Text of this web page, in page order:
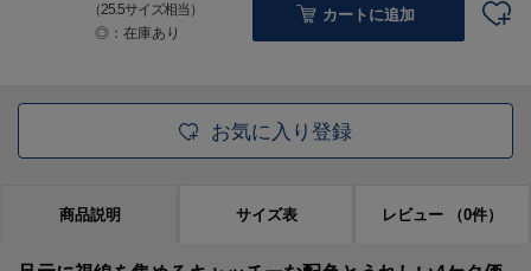
（25.5サイズ相当）
◎：在庫あり
カートに追加
お気に入り登録
商品説明 サイズ表 レビュー （0件）